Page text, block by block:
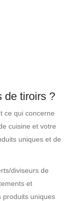
de tiroirs ?
ce qui concerne
cuisine et votre
uniques et de
diviseurs de
et
produits uniques